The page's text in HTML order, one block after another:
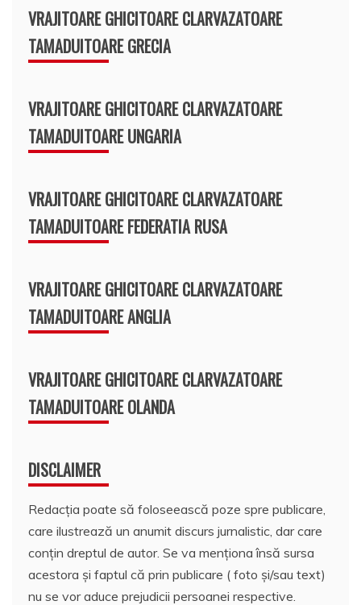
VRAJITOARE GHICITOARE CLARVAZATOARE
TAMADUITOARE GRECIA
VRAJITOARE GHICITOARE CLARVAZATOARE
TAMADUITOARE UNGARIA
VRAJITOARE GHICITOARE CLARVAZATOARE
TAMADUITOARE FEDERATIA RUSA
VRAJITOARE GHICITOARE CLARVAZATOARE
TAMADUITOARE ANGLIA
VRAJITOARE GHICITOARE CLARVAZATOARE
TAMADUITOARE OLANDA
DISCLAIMER
Redacția poate să foloseească poze spre publicare,
care ilustrează un anumit discurs jurnalistic, dar care
conțin dreptul de autor. Se va menționa însă sursa
acestora și faptul că prin publicare ( foto și/sau text)
nu se vor aduce prejudicii persoanei respective.